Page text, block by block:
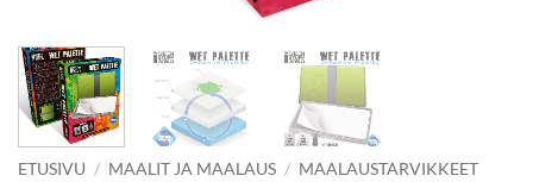
ETUSIVU / MAALIT JA MAALAUS / MAALAUSTARVIKKEET